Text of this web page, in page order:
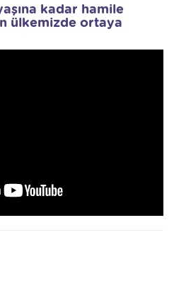
kadar hamile
ülkemizde ortaya